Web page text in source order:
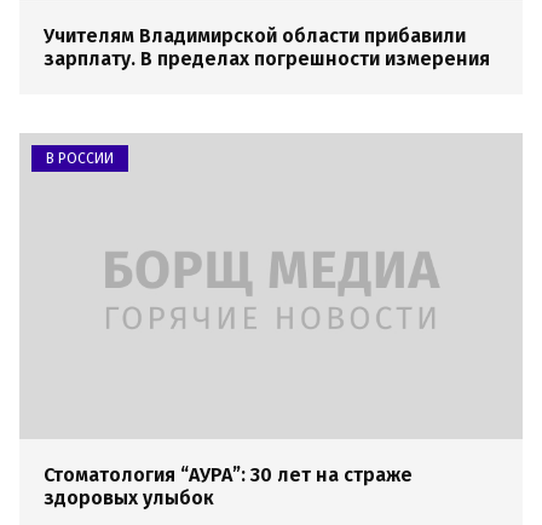
Учителям Владимирской области прибавили
зарплату. В пределах погрешности измерения
В РОССИИ
Стоматология “АУРА”: 30 лет на страже
здоровых улыбок